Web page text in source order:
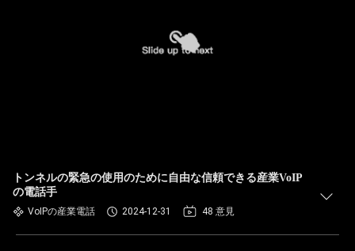
トンネルの緊急の使用のために自由な信頼できる産業VoIP
の電話手
VoIPの産業電話 2024-12-31 48 意見